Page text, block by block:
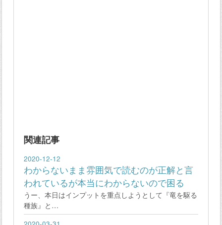
関連記事
2020-12-12
わからないまま雰囲気で読むのが正解と言
われているが本当にわからないので困る
うー、本日はインプットを重点しようとして『竜を駆る
種族』と…